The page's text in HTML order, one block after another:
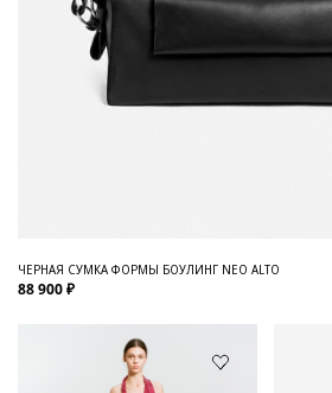
ЧЕРНАЯ СУМКА ФОРМЫ БОУЛИНГ NEO ALTO
88 900 ₽